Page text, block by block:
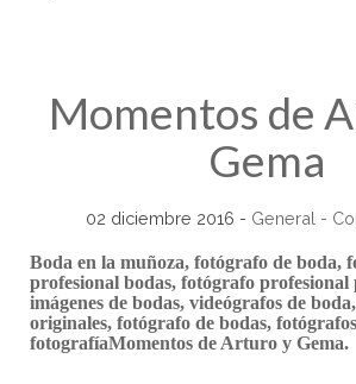
Momentos de
Gema
02 diciembre 2016 - General -
Boda en la muñoza, fotógrafo de boda,
profesional bodas, fotógrafo profesional
imágenes de bodas, videógrafos de
originales, fotógrafo de bodas,
fotografíaMomentos de Arturo y Gema.